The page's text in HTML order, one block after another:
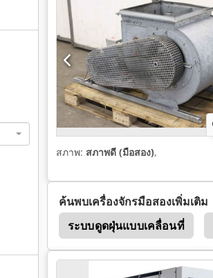
สภาพ: สภาพดี (มือสอง),
ค้นพบเครื่องจักรมือสองเพิ่มเติม
ระบบดูดฝุ่นแบบเคลื่อนที่